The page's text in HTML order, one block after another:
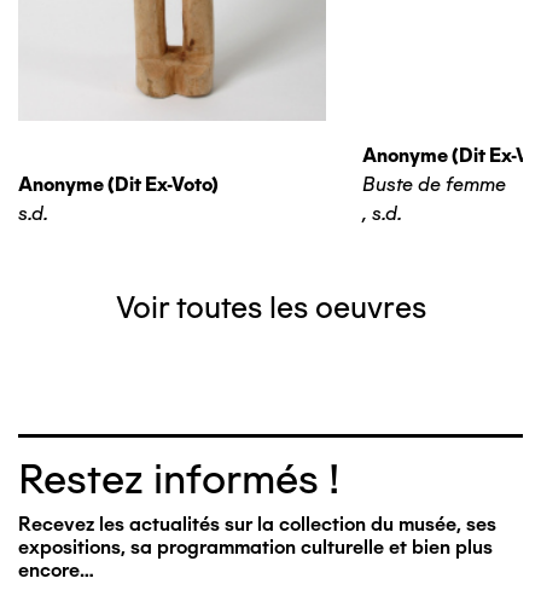
Anonyme (dit Ex-Voto)
s.d.
Anonyme (dit Ex-
Buste de femme
, s.d.
Voir toutes les oeuvres
Restez informés !
Recevez les actualités sur la collection du musée, ses
expositions, sa programmation culturelle et bien plus
encore…